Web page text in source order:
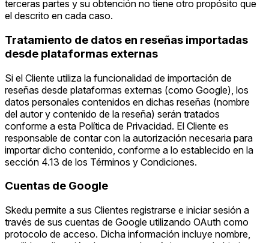
terceras partes y su obtención no tiene otro propósito que
el descrito en cada caso.
Tratamiento de datos en reseñas importadas
desde plataformas externas
Si el Cliente utiliza la funcionalidad de importación de
reseñas desde plataformas externas (como Google), los
datos personales contenidos en dichas reseñas (nombre
del autor y contenido de la reseña) serán tratados
conforme a esta Política de Privacidad. El Cliente es
responsable de contar con la autorización necesaria para
importar dicho contenido, conforme a lo establecido en la
sección 4.13 de los Términos y Condiciones.
Cuentas de Google
Skedu permite a sus Clientes registrarse e iniciar sesión a
través de sus cuentas de Google utilizando OAuth como
protocolo de acceso. Dicha información incluye nombre,